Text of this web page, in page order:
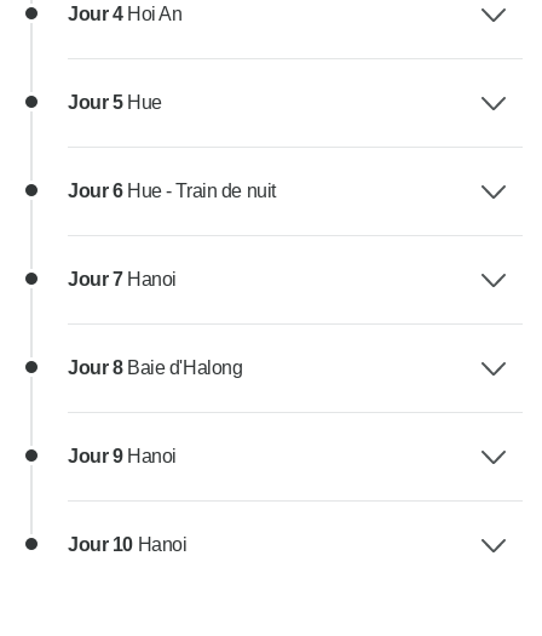
Jour 4 Hoi An
Jour 5 Hue
Jour 6 Hue - Train de nuit
Jour 7 Hanoi
Jour 8 Baie d'Halong
Jour 9 Hanoi
Jour 10 Hanoi